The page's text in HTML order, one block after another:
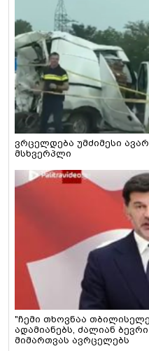
ვრცელდება უმძიმესი
მსხვერპლი
"ჩემი თხოვნაა
ადამიანებს, ძალიან
მიმართვას ავრცელებს